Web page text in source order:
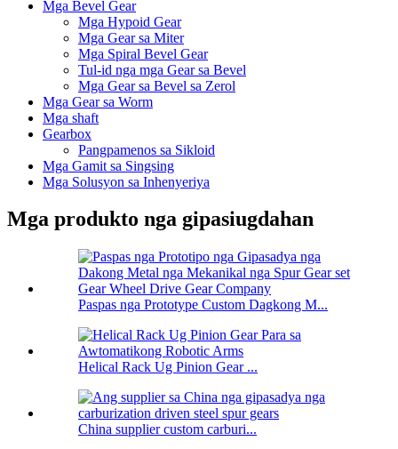
Mga Bevel Gear
Mga Hypoid Gear
Mga Gear sa Miter
Mga Spiral Bevel Gear
Tul-id nga mga Gear sa Bevel
Mga Gear sa Bevel sa Zerol
Mga Gear sa Worm
Mga shaft
Gearbox
Pangpamenos sa Sikloid
Mga Gamit sa Singsing
Mga Solusyon sa Inhenyeriya
Mga produkto nga gipasiugdahan
Paspas nga Prototype Custom Dagkong M...
Helical Rack Ug Pinion Gear ...
China supplier custom carburi...